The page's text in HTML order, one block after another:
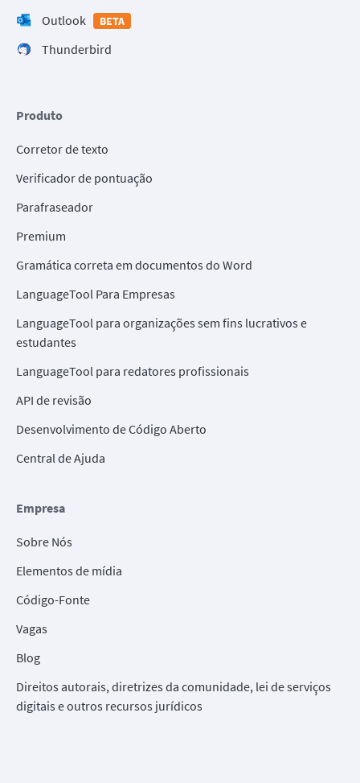
Outlook
BETA
Thunderbird
Produto
Corretor de texto
Verificador de pontuação
Parafraseador
Premium
Gramática correta em documentos do Word
LanguageTool Para Empresas
LanguageTool para organizações sem fins lucrativos e
estudantes
LanguageTool para redatores profissionais
API de revisão
Desenvolvimento de Código Aberto
Central de Ajuda
Empresa
Sobre Nós
Elementos de mídia
Código-Fonte
Vagas
Blog
Direitos autorais, diretrizes da comunidade, lei de serviços
digitais e outros recursos jurídicos